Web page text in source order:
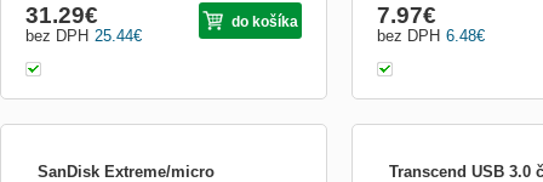
25.44€
bez DPH
31.29€ do košíka
6.48€
bez DPH
7.97€
SanDisk Extreme/micro
Transcend USB 3.0